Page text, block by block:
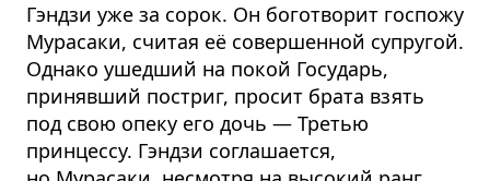
Гэндзи уже за сорок. Он боготворит госпожу
Мурасаки, считая её совершенной супругой.
Однако ушедший на покой Государь,
принявший постриг, просит брата взять
под свою опеку его дочь — Третью
принцессу. Гэндзи соглашается,